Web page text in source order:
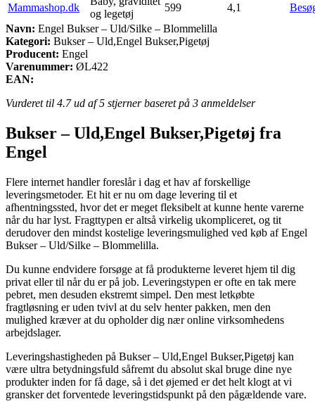
Mammashop.dk
og legetøj
599 4,1
Navn: Engel Bukser – Uld/Silke – Blommelilla
Kategori: Bukser – Uld,Engel Bukser,Pigetøj
Producent: Engel
Varenummer: ØL422
EAN:
Vurderet til 4.7ud af 5 stjerner baseret på 3 anmeldelser
Bukser – Uld,Engel Bukser,Pigetøj fra
Engel
Flere internet handler foreslår i dag et hav af forskellige
leveringsmetoder. Et hit er nu om dage levering til et
afhentningssted, hvor det er meget fleksibelt at kunne hente varerne
når du har lyst. Fragttypen er altså virkelig ukompliceret, og tit
derudover den mindst kostelige leveringsmulighed ved køb af Engel
Bukser – Uld/Silke – Blommelilla.
Du kunne endvidere forsøge at få produkterne leveret hjem til dig
privat eller til når du er på job. Leveringstypen er ofte en tak mere
pebret, men desuden ekstremt simpel. Den mest letkøbte
fragtløsning er uden tvivl at du selv henter pakken, men den
mulighed kræver at du opholder dig nær online virksomhedens
arbejdslager.
Leveringshastigheden på Bukser – Uld,Engel Bukser,Pigetøj kan
være ultra betydningsfuld såfremt du absolut skal bruge dine nye
produkter inden for få dage, så i det øjemed er det helt klogt at vi
gransker det forventede leveringstidspunkt på den pågældende vare.